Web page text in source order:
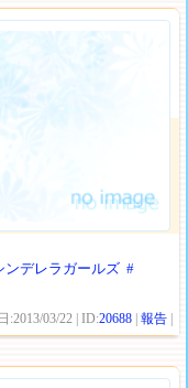
ンデレラガールズ #
:2013/03/22 | ID:20688 |報告 |